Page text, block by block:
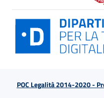
POC Legalità 2014-2020 -